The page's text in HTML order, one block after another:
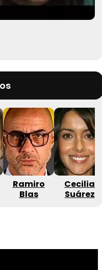
Ramiro
Blas
Cecilia
Suárez